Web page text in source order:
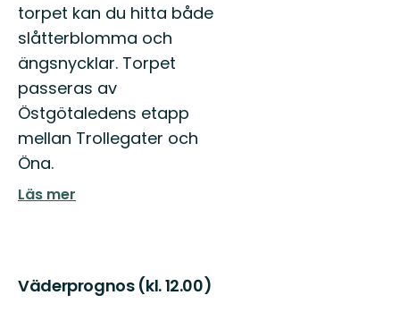
torpet kan du hitta både
slåtterblomma och
ängsnycklar. Torpet
passeras av
Östgötaledens etapp
mellan Trollegater och
Öna.
Läs mer
Väderprognos (kl. 12.00)